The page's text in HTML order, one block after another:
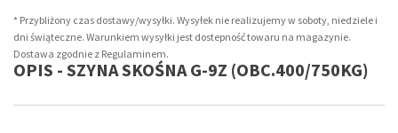
* Przybliżony czas dostawy/wysyłki. Wysyłek nie realizujemy w soboty, niedziele i
dni świąteczne. Warunkiem wysyłki jest dostepność towaru na magazynie.
Dostawa zgodnie z Regulaminem.
OPIS - SZYNA SKOŚNA G-9Z (OBC.400/750KG)